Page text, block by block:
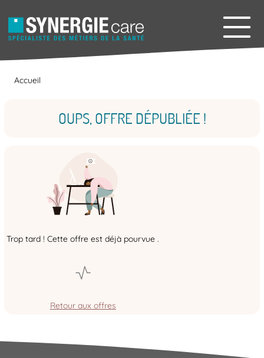
Accueil
OUPS, OFFRE DÉPUBLIÉE !
Trop tard ! Cette offre est déjà pourvue .
Retour aux offres